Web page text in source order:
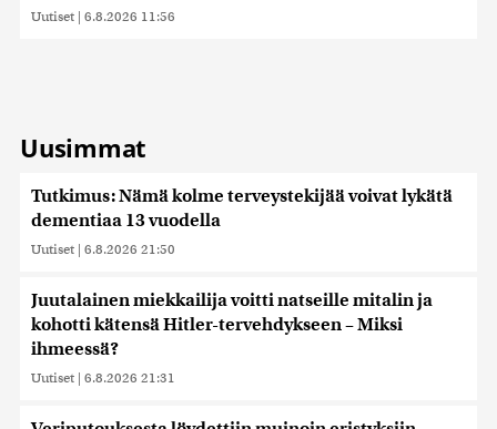
Uutiset | 6.8.2026 11:56
Uusimmat
Tutkimus: Nämä kolme terveystekijää voivat lykätä
dementiaa 13 vuodella
Uutiset | 6.8.2026 21:50
Juutalainen miekkailija voitti natseille mitalin ja
kohotti kätensä Hitler-tervehdykseen – Miksi
ihmeessä?
Uutiset | 6.8.2026 21:31